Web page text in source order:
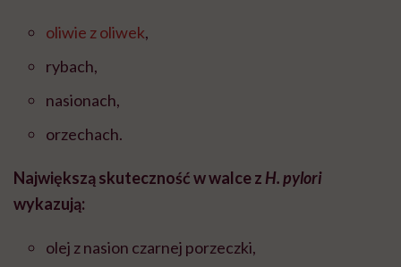
oliwie z oliwek,
rybach,
nasionach,
orzechach.
Największą skuteczność w walce z H. pylori
wykazują:
olej z nasion czarnej porzeczki,